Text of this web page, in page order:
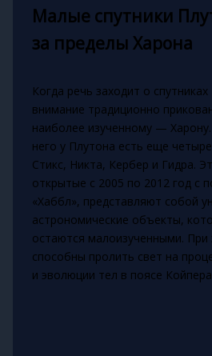
Малые спутники
за пределы Харона
Когда речь заходит о
внимание традиционно
наиболее изученному —
него у Плутона есть еще
Стикс, Никта, Кербер и Гидра.
открытые с 2005 по 2012 год с
«Хаббл», представляют собой
астрономические объекты,
остаются малоизученными.
способны пролить свет на
и эволюции тел в поясе